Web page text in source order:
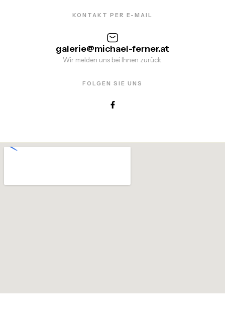
KONTAKT PER E-MAIL
galerie@michael-ferner.at
Wir melden uns bei Ihnen zurück.
FOLGEN SIE UNS